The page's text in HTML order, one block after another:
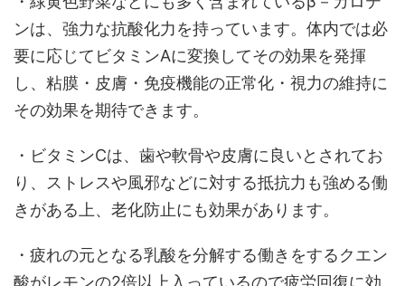
ンは、強力な抗酸化力を持っています。体内では必
要に応じてビタミンAに変換してその効果を発揮
し、粘膜・皮膚・免疫機能の正常化・視力の維持に
その効果を期待できます。
・ビタミンCは、歯や軟骨や皮膚に良いとされてお
り、ストレスや風邪などに対する抵抗力も強める働
きがある上、老化防止にも効果があります。
・疲れの元となる乳酸を分解する働きをするクエン
酸がレモンの2倍以上入っているので疲労回復に効